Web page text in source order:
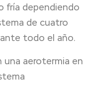
fría dependiendo
de cuatro
todo el año.
una aerotermia en